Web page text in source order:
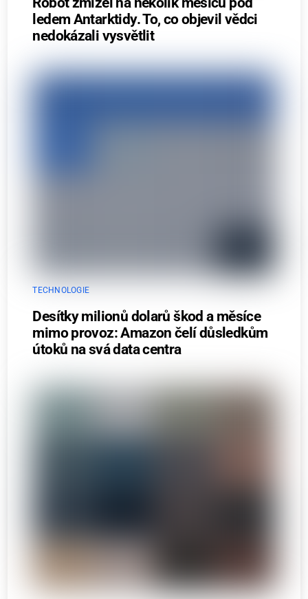
ledem Antarktidy. To, co objevil vědci
nedokázali vysvětlit
TECHNOLOGIE
Desítky milionů dolarů škod a měsíce
mimo provoz: Amazon čelí důsledkům
útoků na svá data centra